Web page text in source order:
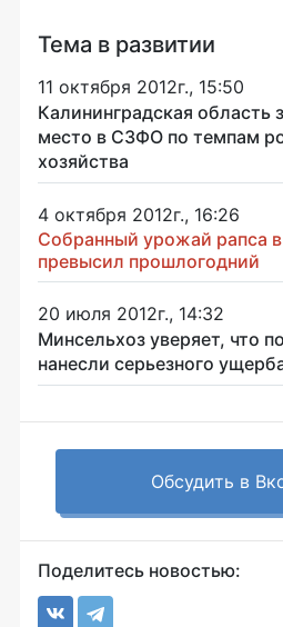
Тема в развитии
11 октября 2012г., 15:50
Калининградская область
место в СЗФО по темпам
хозяйства
4 октября 2012г., 16:26
Собранный урожай рапса в
превысил прошлогодний
20 июля 2012г., 14:32
Минсельхоз уверяет, что
нанесли серьезного
Обсудить в
Поделитесь новостью: